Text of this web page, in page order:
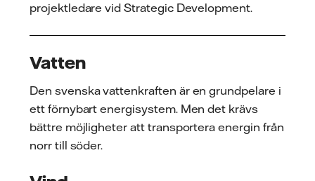
projektledare vid Strategic Development.
Vatten
Den svenska vattenkraften är en grundpelare i
ett förnybart energisystem. Men det krävs
bättre möjligheter att transportera energin från
norr till söder.